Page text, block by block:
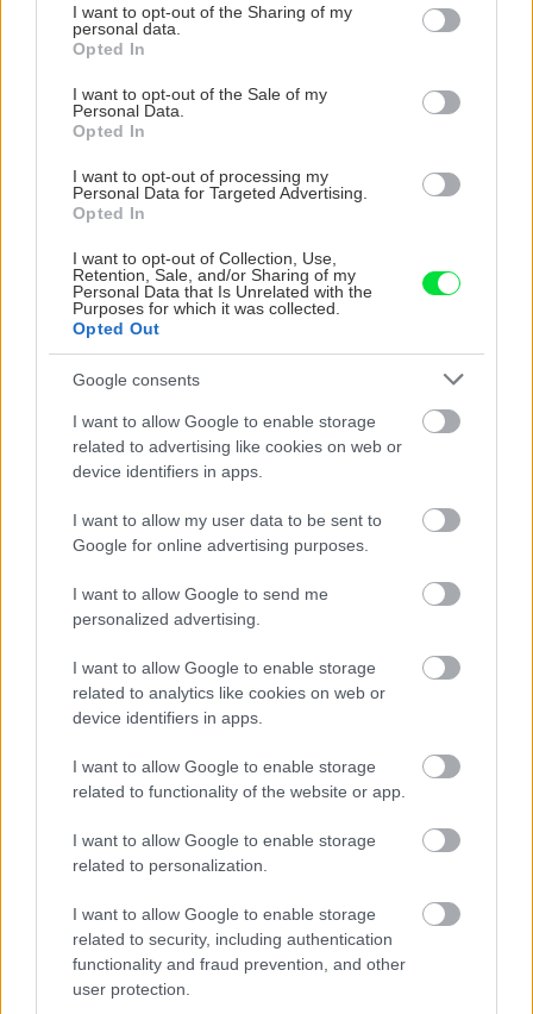
not limited to your visit or usage behaviour. You may click to
grant or deny consent to Google and its third-party tags to
use your data for below specified purposes in below Google
consent section.
I want to opt-out of the Sharing of my
personal data.
Opted In
I want to opt-out of the Sale of my
Personal Data.
Opted In
I want to opt-out of processing my
Personal Data for Targeted Advertising.
Opted In
I want to opt-out of Collection, Use,
Retention, Sale, and/or Sharing of my
Personal Data that Is Unrelated with the
Purposes for which it was collected.
Opted Out
Google consents
I want to allow Google to enable storage
related to advertising like cookies on web or
device identifiers in apps.
I want to allow my user data to be sent to
Google for online advertising purposes.
I want to allow Google to send me
personalized advertising.
I want to allow Google to enable storage
related to analytics like cookies on web or
device identifiers in apps.
I want to allow Google to enable storage
related to functionality of the website or app.
I want to allow Google to enable storage
related to personalization.
I want to allow Google to enable storage
related to security, including authentication
functionality and fraud prevention, and other
user protection.
Môže aspirín zachrániť
ochabnuté izbové
možno prekvapí
Júlový reštart uhoriek
nakladačiek: Ako ich
kvitnutia?
CHALUPA
Na Morave prerobila
starú chalupu na
nepoznanie: Keď
vojdete dnu, zabudnete,
že nie ste v Toskánsku
S motorovou pílou sa
Slovák sa nebál a v
Čičmanoch si postavil
Temné stránky chalúp: